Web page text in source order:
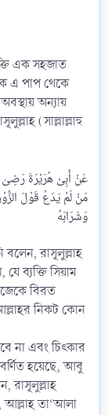
এক সহজাত
এ পাপ থেকে
অন্যায়
(সাল্লাল্লাহু
عَنْ أَبِىْ هُرَيْرَةَ رَضِىَ
مَنْ لَمْ يَدَعْ قَوْلَ
বলেন, রাসূলুল্লাহ
ব্যক্তি সিয়াম
বিরত
নিকট কোন
না এবং চিৎকার
হয়েছে, আবু
রাসূলুল্লাহ
আল্লাহ তা‘আলা